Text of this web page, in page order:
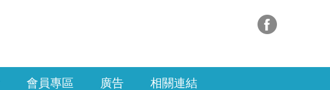
會員專區 廣告 相關連結